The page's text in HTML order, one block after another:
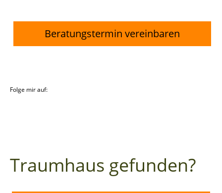
Beratungstermin vereinbaren
Folge mir auf:
Traumhaus gefunden?